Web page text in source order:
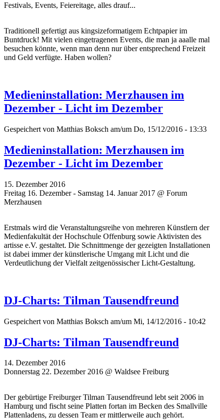
Festivals, Events, Feiereitage, alles drauf...
Traditionell gefertigt aus kingsizeformatigem Echtpapier im
Buntdruck! Mit vielen eingetragenen Events, die man ja aaalle mal
besuchen könnte, wenn man denn nur über entsprechend Freizeit
und Geld verfügte. Haben wollen?
Medieninstallation: Merzhausen im
Dezember - Licht im Dezember
Gespeichert von Matthias Boksch am/um Do, 15/12/2016 - 13:33
Medieninstallation: Merzhausen im
Dezember - Licht im Dezember
15. Dezember 2016
Freitag 16. Dezember - Samstag 14. Januar 2017 @ Forum
Merzhausen
Erstmals wird die Veranstaltungsreihe von mehreren Künstlern der
Medienfakultät der Hochschule Offenburg sowie Aktivisten des
artisse e.V. gestaltet. Die Schnittmenge der gezeigten Installationen
ist dabei immer der künstlerische Umgang mit Licht und die
Verdeutlichung der Vielfalt zeitgenössischer Licht-Gestaltung.
DJ-Charts: Tilman Tausendfreund
Gespeichert von Matthias Boksch am/um Mi, 14/12/2016 - 10:42
DJ-Charts: Tilman Tausendfreund
14. Dezember 2016
Donnerstag 22. Dezember 2016 @ Waldsee Freiburg
Der gebürtige Freiburger Tilman Tausendfreund lebt seit 2006 in
Hamburg und fischt seine Platten fortan im Becken des Smallville
Plattenladens, zu dessen Team er mittlerweile auch gehört.